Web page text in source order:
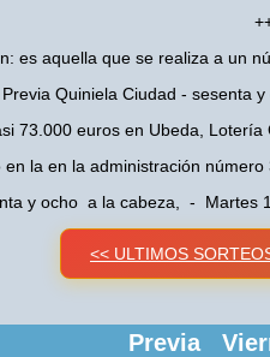
es aquella que se realiza a un
Previa Quiniela Ciudad - sesenta
73.000 euros en Ubeda,
la en la administración
y ocho a la cabeza, -
<< ULTIMOS
Previa